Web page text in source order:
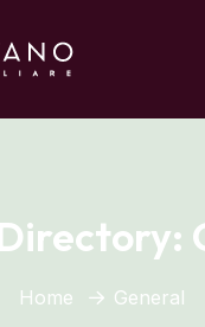
il testo
Home General